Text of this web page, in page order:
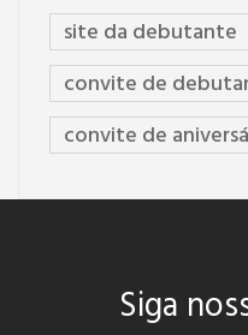
site da debutante
convite de
convite de
Siga